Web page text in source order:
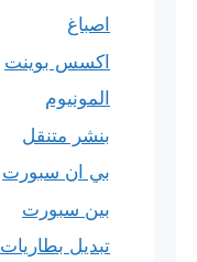
اصباغ
اكسس بوينت
المونيوم
بنشر متنقل
بي ان سبورت
بين سبورت
تبديل بطاريات